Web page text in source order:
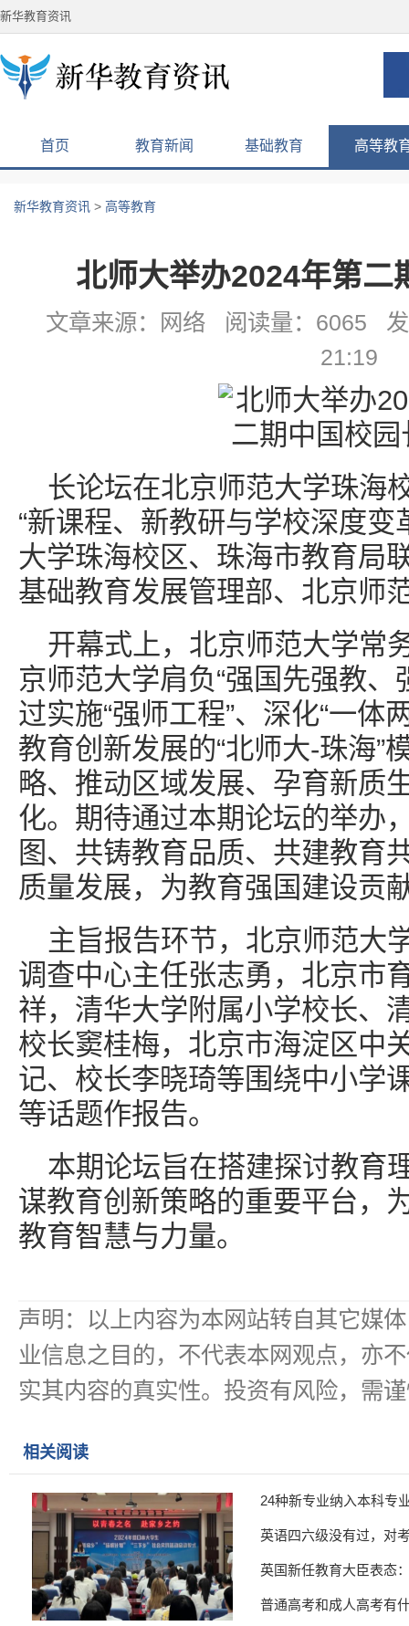
新华教育资讯
首页 教育新闻 基础教育 高等教
新华教育资讯 > 高等教育
北师大举办2024年第二
文章来源：网络 阅读量：6065
21:19
长论坛在北京师范大学珠海
“新课程、新教研与学校深度变
大学珠海校区、珠海市教育局
基础教育发展管理部、北京师
开幕式上，北京师范大学常
京师范大学肩负“强国先强教、
过实施“强师工程”、深化“一体
教育创新发展的“北师大-珠海”
略、推动区域发展、孕育新质
化。期待通过本期论坛的举办
图、共铸教育品质、共建教育
质量发展，为教育强国建设贡
主旨报告环节，北京师范大
调查中心主任张志勇，北京市
祥，清华大学附属小学校长、
校长窦桂梅，北京市海淀区中
记、校长李晓琦等围绕中小学
等话题作报告。
本期论坛旨在搭建探讨教育
谋教育创新策略的重要平台，
教育智慧与力量。
声明：以上内容为本网站转自其它媒
业信息之目的，不代表本网观点，亦
实其内容的真实性。投资有风险，需
相关阅读
24种新专业纳入本科专
英语四六级没有过，对
英国新任教育大臣表态
普通高考和成人高考有